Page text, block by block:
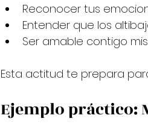
Reconocer tus
Entender que los
Ser amable contigo
Esta actitud te prepara
Ejemplo práctico: